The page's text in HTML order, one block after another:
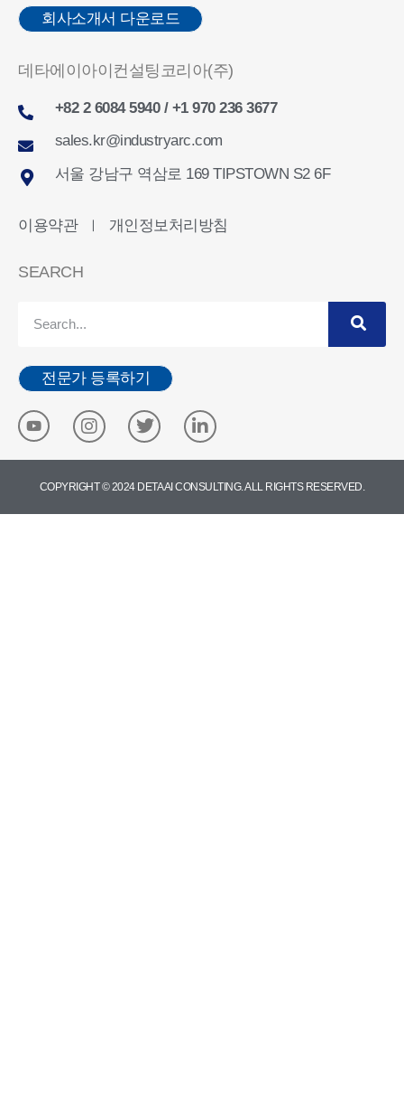
회사소개서 다운로드
데타에이아이컨설팅코리아(주)
+82 2 6084 5940 / +1 970 236 3677
sales.kr@industryarc.com
서울 강남구 역삼로 169 TIPSTOWN S2 6F
이용약관 ㅣ 개인정보처리방침
SEARCH
전문가 등록하기
COPYRIGHT © 2024 DETA AI CONSULTING. ALL RIGHTS RESERVED.